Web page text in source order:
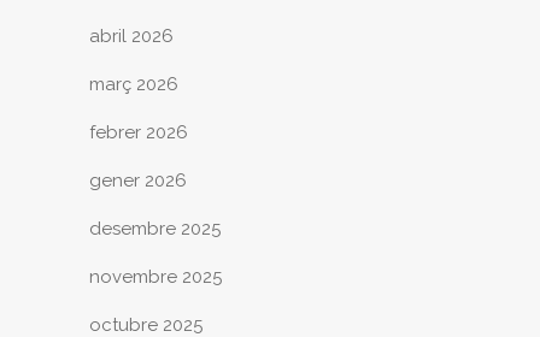
abril 2026
març 2026
febrer 2026
gener 2026
desembre 2025
novembre 2025
octubre 2025